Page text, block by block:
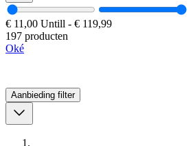
€ 11,00 Untill - € 119,99
197 producten
Oké
Aanbieding filter